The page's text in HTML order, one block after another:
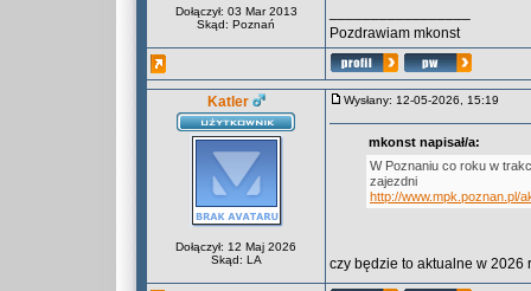
Dołączył: 03 Mar 2013
Skąd: Poznań
Pozdrawiam mkonst
Katler
Dołączył: 12 Maj 2026
Skąd: LA
Wysłany: 12-05-2026, 15:19
mkonst napisał/a:
W Poznaniu co roku w
zajezdni
http://www.mpk.poznan.pl/
czy będzie to aktualne w 2026